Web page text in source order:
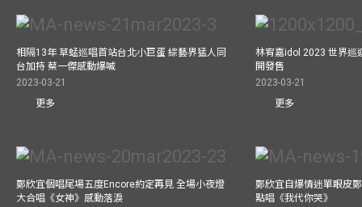
相隔13年 草蜢巡唱首站台北小巨蛋 綜藝界猛人同
台加持 蔡一傑感動爆喊
2023-03-21
更多
林宥嘉idol 2023 世界巡
開發售
2023-03-21
更多
鄭欣宜個唱尾場五度Encore約定再見 全場小夜燈
大合唱《女神》感動落淚
鄭欣宜自爆情迷單眼皮
點唱《我代你哭》